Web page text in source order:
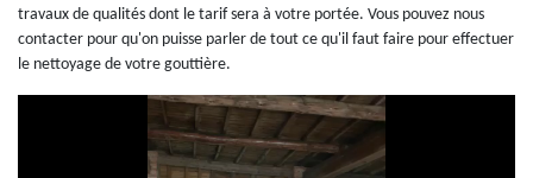
travaux de qualités dont le tarif sera à votre portée. Vous pouvez nous
contacter pour qu'on puisse parler de tout ce qu'il faut faire pour effectuer
le nettoyage de votre gouttière.